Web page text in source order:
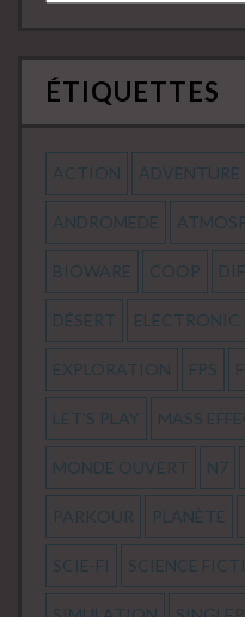
ÉTIQUETTES
ACTION ADVENTURE
ANDROMEDE
BIOWARE COOP
DÉSERT ELECTRONIC
EXPLORATION FPS
LET'S PLAY MASS
MONDE OUVERT N7
PARKOUR PLANÈTE
SCIE-FI SCIENCE